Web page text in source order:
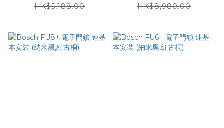
慧門鎖(連基本安裝)
貨
HK$5,188.00
HK$8,980.00